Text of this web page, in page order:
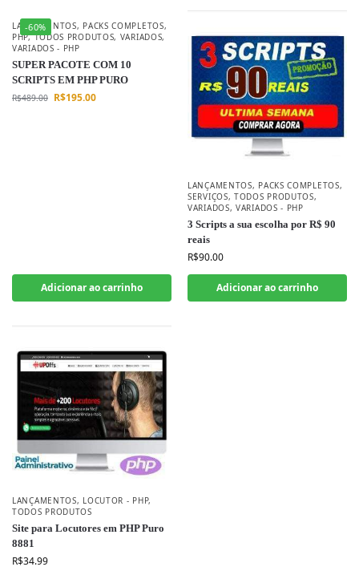
-60%
LANÇAMENTOS, PACKS COMPLETOS,
PHP,TODOS PRODUTOS, VARIADOS,
VARIADOS - PHP
SUPER PACOTE COM 10
SCRIPTS EM PHP PURO
R$489.00 R$195.00
Adicionar ao carrinho
LANÇAMENTOS, PACKS COMPLETOS,
SERVIÇOS,TODOS PRODUTOS,
VARIADOS,VARIADOS - PHP
3 Scripts a sua escolha por R$ 90
reais
R$90.00
Adicionar ao carrinho
LANÇAMENTOS, LOCUTOR - PHP,
TODOS PRODUTOS
Site para Locutores em PHP Puro
8881
R$34.99